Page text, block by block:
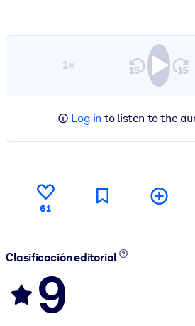
1×
Log in to listen to the
61
Clasificación editorial
9